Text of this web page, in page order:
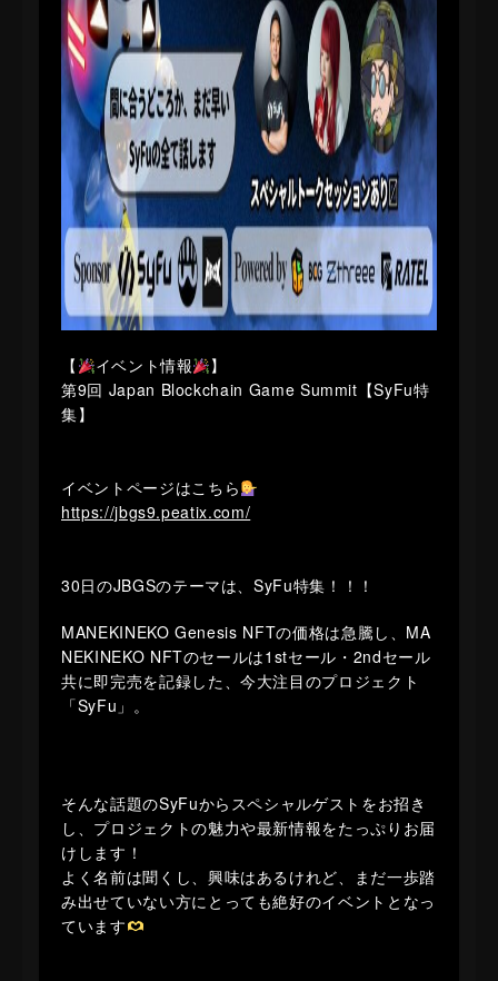
【 イベント情報
】
第9回 Japan Blockchain Game Summit【SyFu特
集】
イベントページはこちら
https://jbgs9.peatix.com/
30日のJBGSのテーマは、SyFu特集！！！
MANEKINEKO Genesis NFTの価格は急騰し、MA
NEKINEKO NFTのセールは1stセール・2ndセール
共に即完売を記録した、今大注目のプロジェクト
「SyFu」。
そんな話題のSyFuからスペシャルゲストをお招き
し、プロジェクトの魅力や最新情報をたっぷりお届
けします！
よく名前は聞くし、興味はあるけれど、まだ一歩踏
み出せていない方にとっても絶好のイベントとなっ
ています